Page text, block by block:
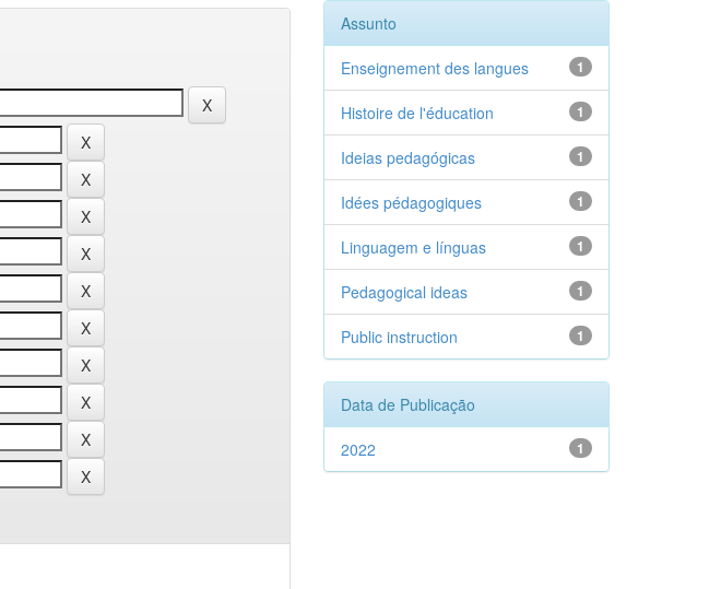
Assunto
1
Enseignement des langues
1
Histoire de l'éducation
1
Ideias pedagógicas
1
Idées pédagogiques
1
Linguagem e línguas
1
Pedagogical ideas
1
Public instruction
Data de Publicação
1
2022